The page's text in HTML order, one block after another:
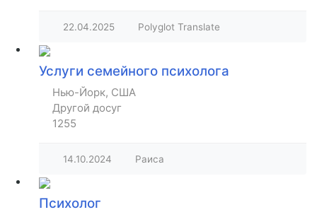
22.04.2025 Polyglot Translate
Услуги семейного психолога
Нью-Йорк, США
Другой досуг
1255
14.10.2024 Раиса
Психолог